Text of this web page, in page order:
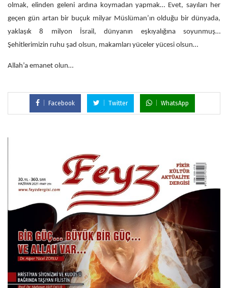
olmak, elinden geleni ardına koymadan yapmak… Evet, sayıları her
geçen gün artan bir buçuk milyar Müslüman’ın olduğu bir dünyada,
yaklaşık 8 milyon İsrail, dünyanın eşkıyalığına soyunmuş…
Şehitlerimizin ruhu şad olsun, makamları yüceler yücesi olsun…
Allah’a emanet olun…
Facebook Twitter WhatsApp